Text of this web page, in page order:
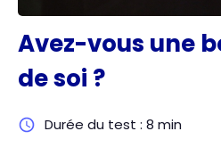
Avez-vous une
de soi ?
Durée du test : 8 min